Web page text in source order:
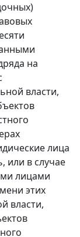
на
власти,
лица
или в случае
лицами
этих
власти,